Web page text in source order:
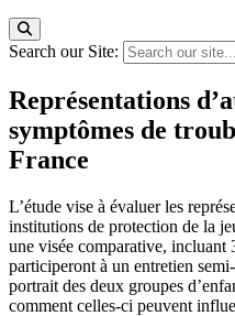
Search our Site:
Représentations
symptômes de
France
L’étude vise à évaluer les
institutions de protection de la
une visée comparative, incluant
participeront à un entretien
portrait des deux groupes
comment celles-ci peuvent